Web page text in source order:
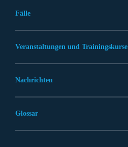
Fälle
Veranstaltungen und Trainingskurse
Nachrichten
Glossar